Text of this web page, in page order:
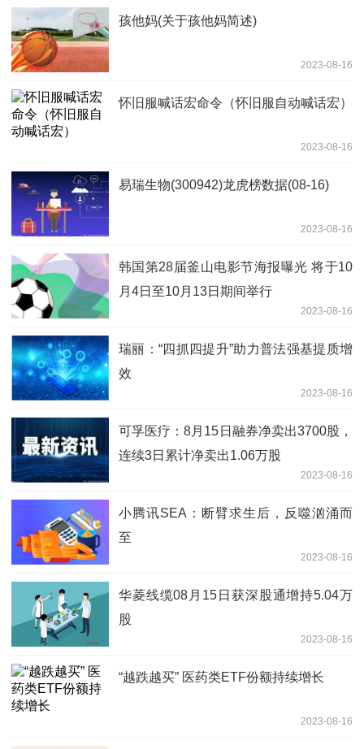
孩他妈(关于孩他妈简述)
2023-08-16
怀旧服喊话宏命令（怀旧服自动喊话宏）
2023-08-16
易瑞生物(300942)龙虎榜数据(08-16)
2023-08-16
韩国第28届釜山电影节海报曝光 将于10
月4日至10月13日期间举行
2023-08-16
瑞丽：“四抓四提升”助力普法强基提质增
效
2023-08-16
可孚医疗：8月15日融券净卖出3700股，
连续3日累计净卖出1.06万股
2023-08-16
小腾讯SEA：断臂求生后，反噬汹涌而
至
2023-08-16
华菱线缆08月15日获深股通增持5.04万
股
2023-08-16
“越跌越买” 医药类ETF份额持续增长
2023-08-16